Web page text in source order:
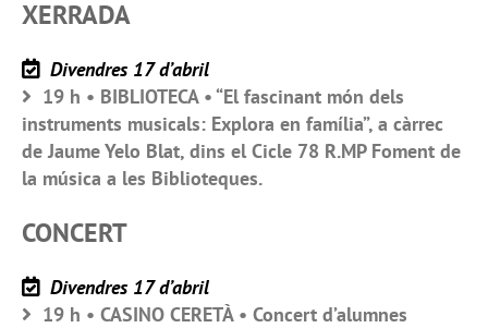
XERRADA
Divendres 17 d’abril
19 h • BIBLIOTECA • “El fascinant món dels
instruments musicals: Explora en família”, a càrrec
de Jaume Yelo Blat, dins el Cicle 78 R.MP Foment de
la música a les Biblioteques.
CONCERT
Divendres 17 d’abril
19 h • CASINO CERETÀ • Concert d’alumnes